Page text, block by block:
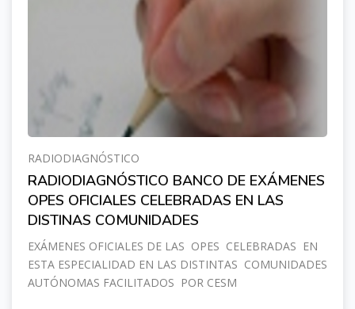
RADIODIAGNÓSTICO
RADIODIAGNÓSTICO BANCO DE EXÁMENES
OPES OFICIALES CELEBRADAS EN LAS
DISTINAS COMUNIDADES
EXÁMENES OFICIALES DE LAS OPES CELEBRADAS EN
ESTA ESPECIALIDAD EN LAS DISTINTAS COMUNIDADES
AUTÓNOMAS FACILITADOS POR CESM